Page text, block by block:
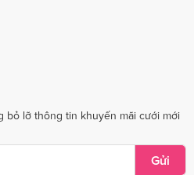
bỏ lỡ thông tin khuyến mãi cưới mới
Gửi